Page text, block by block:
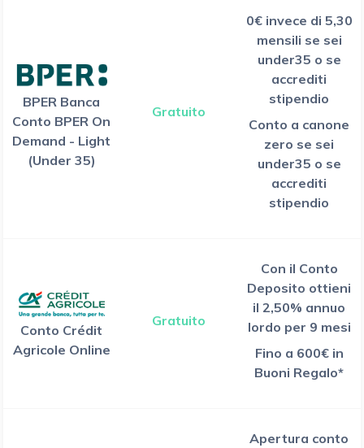
BPER Banca
Conto BPER On
Demand - Light
(Under 35)
Gratuito
0€ invece di 5,30
mensili se sei
under35 o se
accrediti
stipendio
Conto a canone
zero se sei
under35 o se
accrediti
stipendio
Conto Crédit
Agricole Online
Gratuito
Con il Conto
Deposito ottieni
il 2,50% annuo
lordo per 9 mesi
Fino a 600€ in
Buoni Regalo*
Apertura conto